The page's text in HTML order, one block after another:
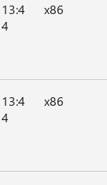
13:4
4
x86
13:4
4
x86